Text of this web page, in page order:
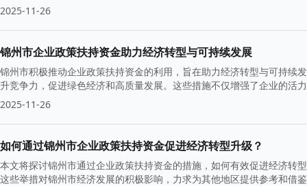
2025-11-26
锦州市企业政策扶持资金助力经济转型与可持续发展
锦州市积极推动企业政策扶持资金的利用，旨在助力经济转型与可持续
升竞争力，促进绿色经济和高质量发展。这些措施不仅增强了企业的活
2025-11-26
如何通过锦州市企业政策扶持资金促进经济转型升级？
本文将探讨锦州市通过企业政策扶持资金的措施，如何有效促进经济转
这些举措对锦州市经济发展的积极影响，力求为其他地区提供参考和借